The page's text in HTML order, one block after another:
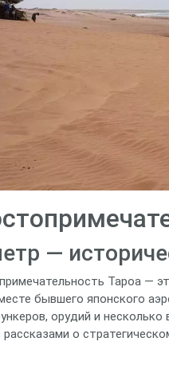
—
Тароа —
бывшего японского
орудий и несколько
о